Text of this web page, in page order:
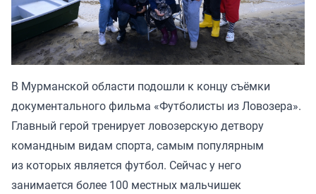
В Мурманской области подошли к концу съёмки
документального фильма «Футболисты из Ловозера».
Главный герой тренирует ловозерскую детвору
командным видам спорта, самым популярным
из которых является футбол. Сейчас у него
занимается более 100 местных мальчишек